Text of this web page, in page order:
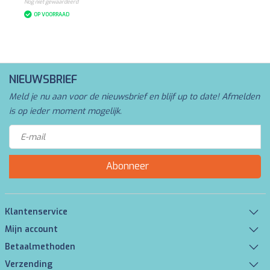
Nog niet gewaardeerd
OP VOORRAAD
NIEUWSBRIEF
Meld je nu aan voor de nieuwsbrief en blijf up to date! Afmelden
is op ieder moment mogelijk.
Abonneer
Klantenservice
Mijn account
Betaalmethoden
Verzending